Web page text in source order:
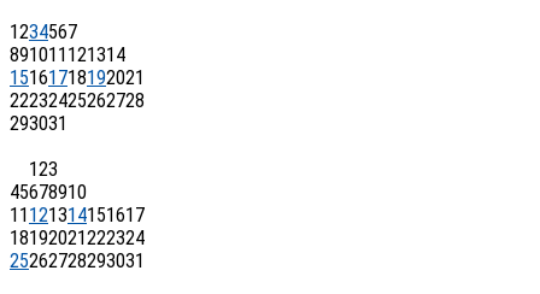
1234567
891011 121314
15161718192021
22232425262728
293031
123
45678910
11 121314151617
18192021222324
25262728293031